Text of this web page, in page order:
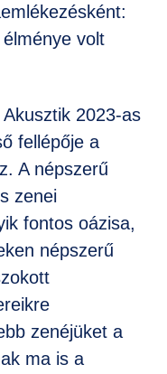
volt
2023-as
fellépője a
A népszerű
zenei
fontos oázisa,
népszerű
zenéjüket a
ma is a